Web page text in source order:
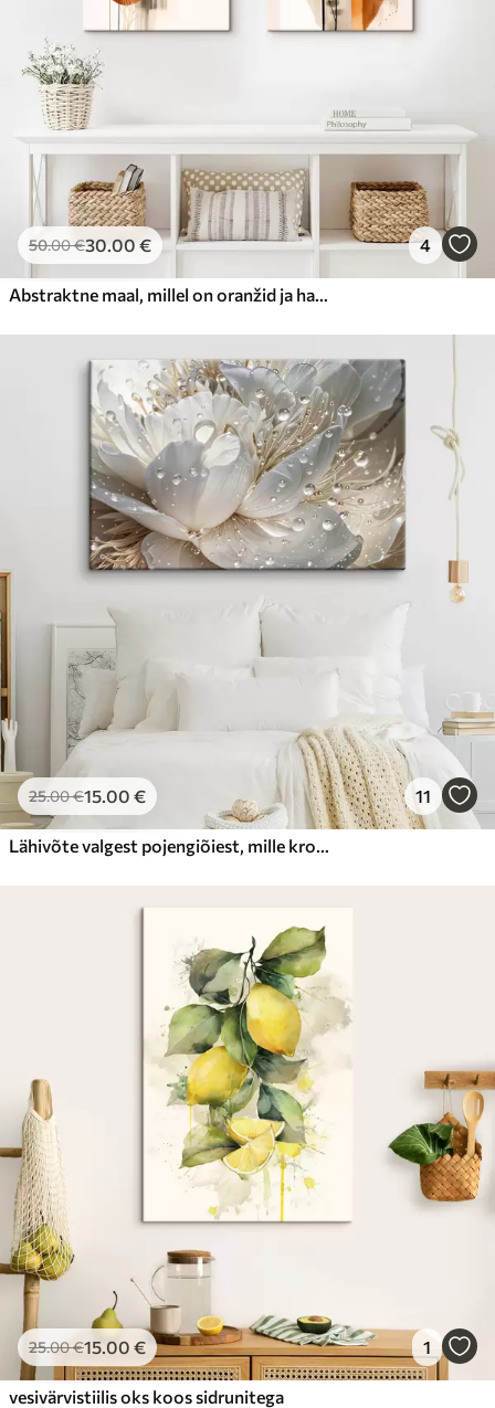
50.00€30.00 € 4
Abstraktne maal, millel on oranžid ja hallid ringid, lehed ja oksad, modernne stiil, akvarelliefekt
25.00€15.00 € 11
Lähivõte valgest pojengiõiest, mille kroonlehtedel on veepiisad, hägusel taustal
25.00€15.00 € 1
vesivärvistiilis oks koos sidrunitega